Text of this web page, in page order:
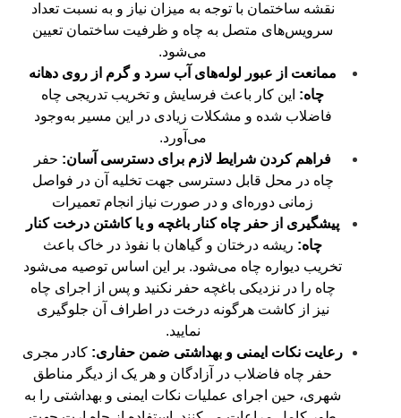
نقشه ساختمان با توجه به میزان نیاز و به نسبت تعداد
سرویس‌های متصل به چاه و ظرفیت ساختمان تعیین
می‌شود.
ممانعت از عبور لوله‌های آب سرد و گرم از روی دهانه
چاه: این کار باعث فرسایش و تخریب تدریجی چاه
فاضلاب شده و مشکلات زیادی در این مسیر به‌وجود
می‌آورد.
فراهم کردن شرایط لازم برای دسترسی آسان: حفر
چاه در محل قابل دسترسی جهت تخلیه آن در فواصل
زمانی دوره‌ای و در صورت نیاز انجام تعمیرات
پیشگیری از حفر چاه کنار باغچه و یا کاشتن درخت کنار
چاه: ریشه درختان و گیاهان با نفوذ در خاک باعث
تخریب دیواره چاه می‌شود. بر این اساس توصیه می‌شود
چاه را در نزدیکی باغچه حفر نکنید و پس از اجرای چاه
نیز از کاشت هرگونه درخت در اطراف آن جلوگیری
نمایید.
رعایت نکات ایمنی و بهداشتی ضمن حفاری: کادر مجری
حفر چاه فاضلاب در آزادگان و هر یک از دیگر مناطق
شهری، حین اجرای عملیات نکات ایمنی و بهداشتی را به